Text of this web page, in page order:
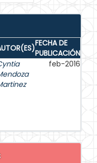
FECHA DE
PUBLICACIÓN
feb-2016